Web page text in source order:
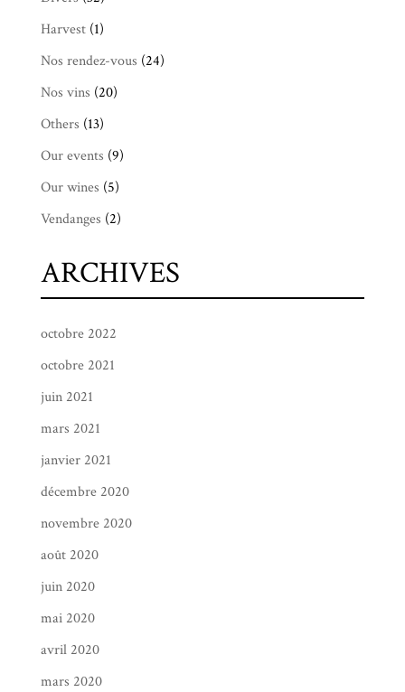
Harvest(1)
Nos rendez-vous (24)
Nos vins (20)
Others (13)
Our events (9)
Our wines (5)
Vendanges (2)
ARCHIVES
octobre 2022
octobre 2021
juin 2021
mars 2021
janvier 2021
décembre 2020
novembre 2020
août 2020
juin 2020
mai 2020
avril 2020
mars 2020